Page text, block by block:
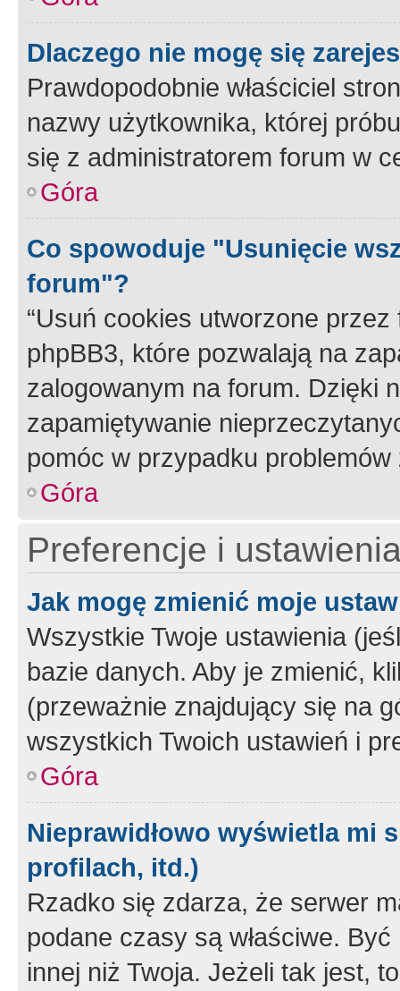
Dlaczego nie mogę się
Prawdopodobnie właściciel
nazwy użytkownika, której
się z administratorem forum w
Góra
Co spowoduje "Usunięcie
forum"?
“Usuń cookies utworzone
phpBB3, które pozwalają na
zalogowanym na forum. Dzięki
zapamiętywanie
pomóc w przypadku
Góra
Preferencje i
Jak mogę zmienić moje
Wszystkie Twoje ustawienia
bazie danych. Aby je zmienić,
(przeważnie znajdujący się na
wszystkich Twoich ustawień i
Góra
Nieprawidłowo wyświetla mi
profilach, itd.)
Rzadko się zdarza, że serwer
podane czasy są właściwe.
innej niż Twoja. Jeżeli tak jest,